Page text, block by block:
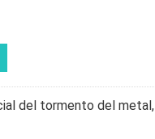
del tormento del